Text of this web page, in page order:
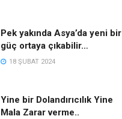
Pek yakında Asya’da yeni bir
güç ortaya çıkabilir…
18 ŞUBAT 2024
Yine bir Dolandırıcılık Yine
Mala Zarar verme..